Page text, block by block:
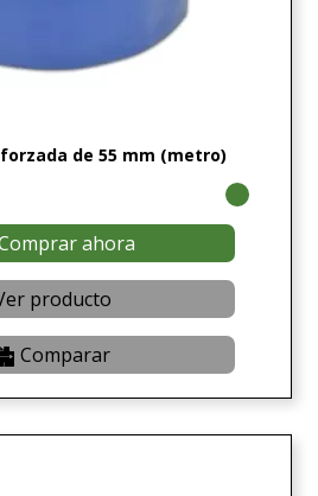
de 55 mm (metro)
ahora
producto
Comparar